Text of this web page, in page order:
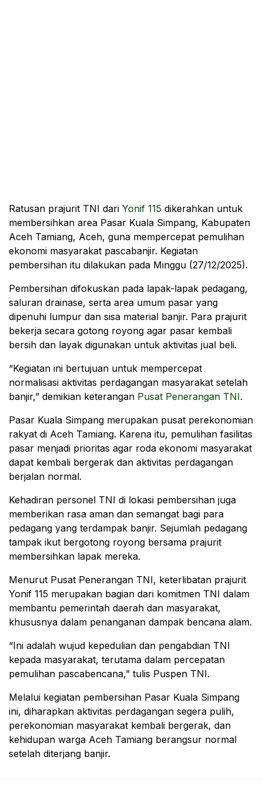
Ratusan prajurit TNI dari Yonif 115 dikerahkan untuk
membersihkan area Pasar Kuala Simpang, Kabupaten
Aceh Tamiang, Aceh, guna mempercepat pemulihan
ekonomi masyarakat pascabanjir. Kegiatan
pembersihan itu dilakukan pada Minggu (27/12/2025).
Pembersihan difokuskan pada lapak-lapak pedagang,
saluran drainase, serta area umum pasar yang
dipenuhi lumpur dan sisa material banjir. Para prajurit
bekerja secara gotong royong agar pasar kembali
bersih dan layak digunakan untuk aktivitas jual beli.
“Kegiatan ini bertujuan untuk mempercepat
normalisasi aktivitas perdagangan masyarakat setelah
banjir,” demikian keterangan Pusat Penerangan TNI.
Pasar Kuala Simpang merupakan pusat perekonomian
rakyat di Aceh Tamiang. Karena itu, pemulihan fasilitas
pasar menjadi prioritas agar roda ekonomi masyarakat
dapat kembali bergerak dan aktivitas perdagangan
berjalan normal.
Kehadiran personel TNI di lokasi pembersihan juga
memberikan rasa aman dan semangat bagi para
pedagang yang terdampak banjir. Sejumlah pedagang
tampak ikut bergotong royong bersama prajurit
membersihkan lapak mereka.
Menurut Pusat Penerangan TNI, keterlibatan prajurit
Yonif 115 merupakan bagian dari komitmen TNI dalam
membantu pemerintah daerah dan masyarakat,
khususnya dalam penanganan dampak bencana alam.
“Ini adalah wujud kepedulian dan pengabdian TNI
kepada masyarakat, terutama dalam percepatan
pemulihan pascabencana,” tulis Puspen TNI.
Melalui kegiatan pembersihan Pasar Kuala Simpang
ini, diharapkan aktivitas perdagangan segera pulih,
perekonomian masyarakat kembali bergerak, dan
kehidupan warga Aceh Tamiang berangsur normal
setelah diterjang banjir.